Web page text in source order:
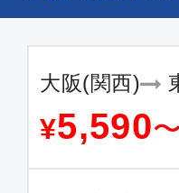
大阪(関西)
¥5,590